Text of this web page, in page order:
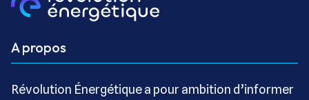
A propos
Révolution Énergétique a pour ambition d’informer